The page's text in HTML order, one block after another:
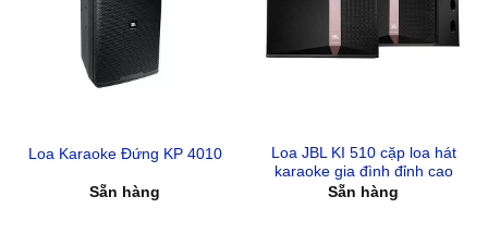
Loa Karaoke Đứng KP 4010
Sẵn hàng
Loa JBL KI 510 cặp loa hát
karaoke gia đình đỉnh cao
Sẵn hàng